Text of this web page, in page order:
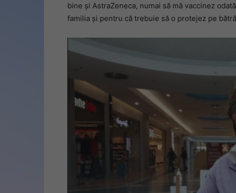
bine și AstraZeneca, numai să mă vaccinez
familia și pentru că trebuie să o protejez pe